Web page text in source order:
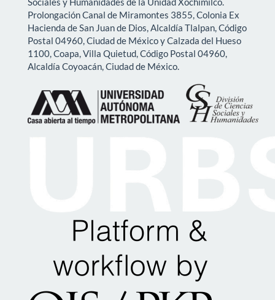
Prolongación Canal de Miramontes 3855, Colonia Ex
Hacienda de San Juan de Dios, Alcaldía Tlalpan, Código
Postal 04960, Ciudad de México y Calzada del Hueso
1100, Coapa, Villa Quietud, Código Postal 04960,
Alcaldía Coyoacán, Ciudad de México.